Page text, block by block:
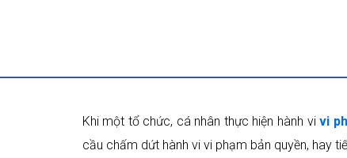
Khi một tổ chức, cá nhân thực hiện hành vivi
cầu chấm dứt hành vi vi phạm bản quyền, hay